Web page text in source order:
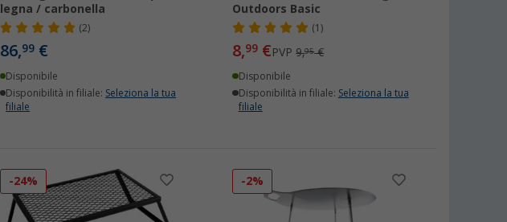
legna / carbonella
(2)
86,99€
Disponibile
Disponibilità in filiale: Seleziona la tua
filiale
Outdoors Basic
(1)
8,99 €PVP9,95€
Disponibile
Disponibilità in filiale: Seleziona la tua
filiale
-24% -2%